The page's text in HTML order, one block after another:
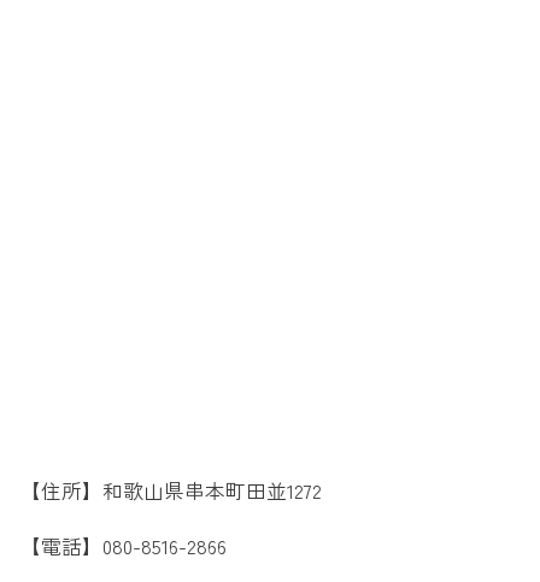
【住所】和歌山県串本町田並1272
【電話】080-8516-2866